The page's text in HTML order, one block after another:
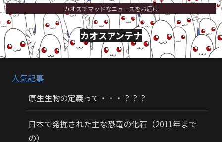
カオスでマッドなニュースをお届け
カオスアンテナ
人気記事
原生生物の定義って・・・？？？
日本で発掘された主な恐竜の化石（2011年まで
の）